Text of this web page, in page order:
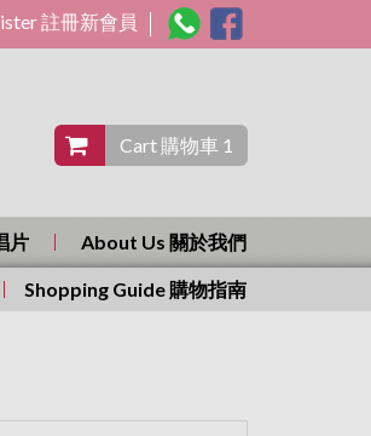
註冊新會員
Cart 購物車 1
片 About Us 關於我們
Shopping Guide 購物指南